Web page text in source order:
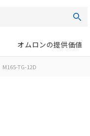
オムロンの提供価値
M165-TG-12D